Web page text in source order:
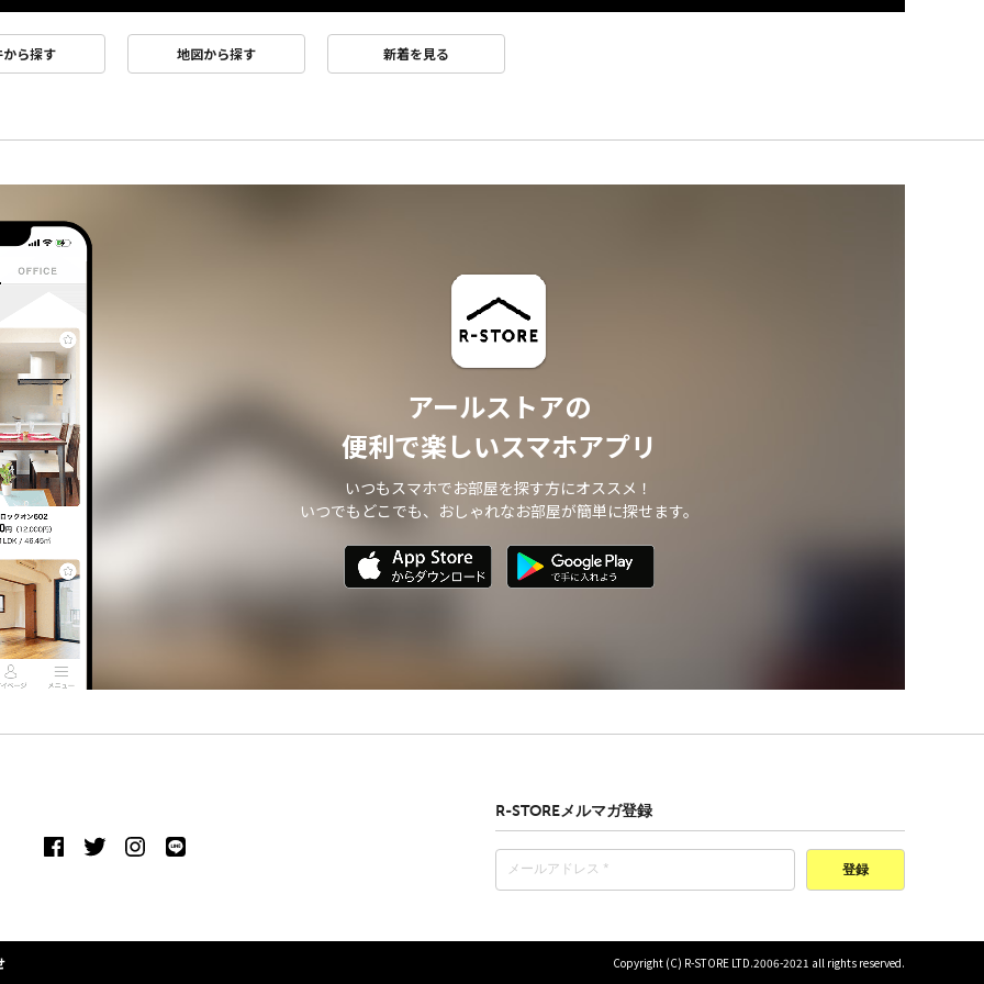
から探す 地図から探す 新着を見る
アールストアの
便利で楽しいスマホアプリ
いつもスマホでお部屋を探す方にオススメ！
いつでもどこでも、おしゃれなお部屋が簡単に探せます。
R-STOREメルマガ登録
登録
Copyright (C) R-STORE LTD.2006-2021 all rights reserved.